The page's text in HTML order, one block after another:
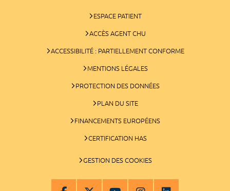
ESPACE PATIENT
ACCÈS AGENT CHU
ACCESSIBILITÉ : PARTIELLEMENT CONFORME
MENTIONS LÉGALES
PROTECTION DES DONNÉES
PLAN DU SITE
FINANCEMENTS EUROPÉENS
CERTIFICATION HAS
GESTION DES COOKIES